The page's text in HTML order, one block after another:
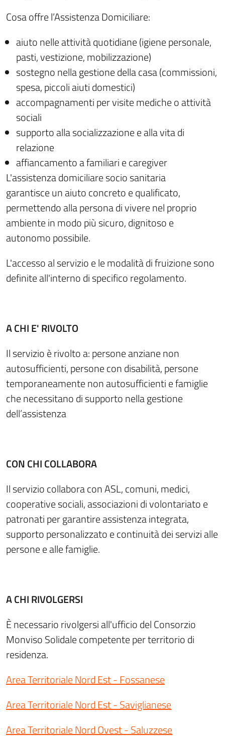
Cosa offre l’Assistenza Domiciliare:
aiuto nelle attività quotidiane (igiene personale,
pasti, vestizione, mobilizzazione)
sostegno nella gestione della casa (commissioni,
spesa, piccoli aiuti domestici)
accompagnamenti per visite mediche o attività
sociali
supporto alla socializzazione e alla vita di
relazione
affiancamento a familiari ecaregiver
L'assistenza domiciliare socio sanitaria
garantisce un aiuto concreto e qualificato,
permettendo alla persona di vivere nel proprio
ambiente in modo più sicuro, dignitoso e
autonomo possibile.
L'accesso al servizio e le modalità di fruizione sono
definite all'interno di specifico regolamento.
A CHI E' RIVOLTO
Il servizio è rivolto a: persone anziane non
autosufficienti, persone con disabilità, persone
temporaneamente non autosufficienti e famiglie
che necessitano di supporto nella gestione
dell’assistenza
CON CHI COLLABORA
Il servizio collabora con ASL, comuni, medici,
cooperative sociali, associazioni di volontariato e
patronati per garantire assistenza integrata,
supporto personalizzato e continuità dei servizi alle
persone e alle famiglie.
A CHI RIVOLGERSI
È necessario rivolgersi all'ufficio del Consorzio
Monviso Solidale competente per territorio di
residenza.
Area Territoriale Nord Est - Fossanese
Area Territoriale Nord Est - Saviglianese
Area Territoriale Nord Ovest - Saluzzese